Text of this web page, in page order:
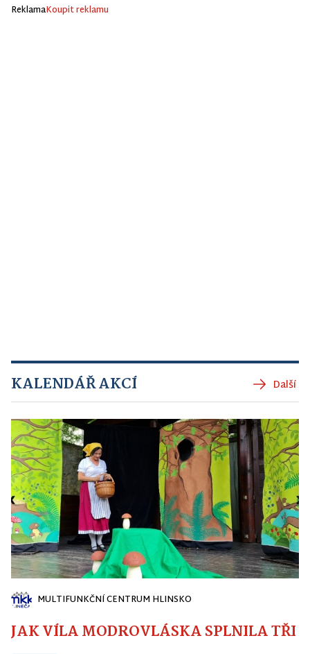
ReklamaKoupit reklamu
KALENDÁŘ AKCÍ Další
MULTIFUNKČNÍ CENTRUM HLINSKO
JAK VÍLA MODROVLÁSKA SPLNILA